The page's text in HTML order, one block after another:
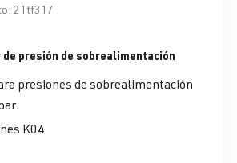
21tf317
de presión de sobrealimentación
presiones de sobrealimentación
K04